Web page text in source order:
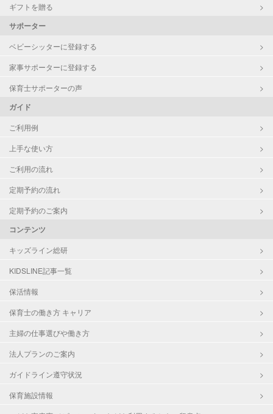
ギフトを贈る
サポーター
ベビーシッターに登録する
家事サポーターに登録する
保育士サポーターの声
ガイド
ご利用例
上手な使い方
ご利用の流れ
定期予約の流れ
定期予約のご案内
コンテンツ
キッズライン総研
KIDSLINE記事一覧
保活情報
保育士の働き方 キャリア
主婦の仕事選びや働き方
法人プランのご案内
ガイドライン遵守状況
保育施設情報